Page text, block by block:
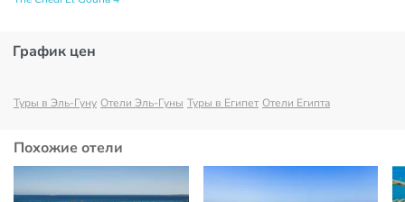
График цен
Туры в Эль-Гуну Отели Эль-Гуны Туры в Египет Отели Египта
Похожие отели